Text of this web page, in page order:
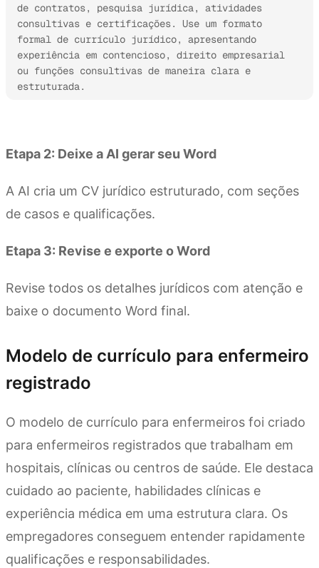
de contratos, pesquisa jurídica, atividades
consultivas e certificações. Use um formato
formal de currículo jurídico, apresentando
experiência em contencioso, direito empresarial
ou funções consultivas de maneira clara e
estruturada.
Etapa 2: Deixe a AI gerar seu Word
A AI cria um CV jurídico estruturado, com seções
de casos e qualificações.
Etapa 3: Revise e exporte o Word
Revise todos os detalhes jurídicos com atenção e
baixe o documento Word final.
Modelo de currículo para enfermeiro
registrado
O modelo de currículo para enfermeiros foi criado
para enfermeiros registrados que trabalham em
hospitais, clínicas ou centros de saúde. Ele destaca
cuidado ao paciente, habilidades clínicas e
experiência médica em uma estrutura clara. Os
empregadores conseguem entender rapidamente
qualificações e responsabilidades.